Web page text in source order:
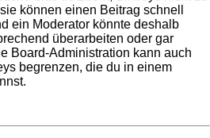
können einen Beitrag schnell
ein Moderator könnte deshalb
überarbeiten oder gar
Board-Administration kann auch
begrenzen, die du in einem